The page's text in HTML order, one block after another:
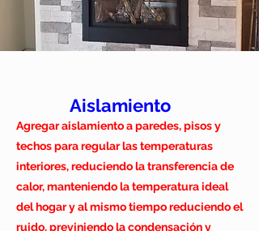
Aislamiento
Agregar aislamiento a paredes, pisos y
techos para regular las temperaturas
interiores, reduciendo la transferencia de
calor, manteniendo la temperatura ideal
del hogar y al mismo tiempo reduciendo el
ruido, previniendo la condensación y